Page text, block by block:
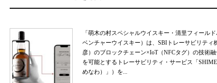
「萌木の村スペシャルウイスキー・清里フィール
ベンチャーウイスキー）は、SBIトレーサビリテ
彦）のブロックチェーン×IoT（NFCタグ）の技術
を可能とするトレーサビリティ・サービス「
めなわ）」）を...